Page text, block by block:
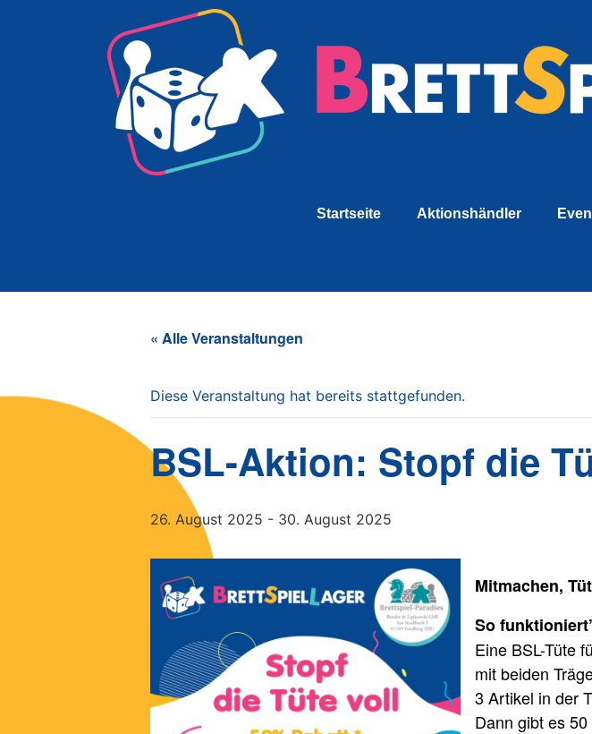
Startseite Aktionshändler
« Alle Veranstaltungen
Diese Veranstaltung hat bereits stattgefunden.
BSL-Aktion: Stopf die
26. August 2025 - 30. August 2025
Mitmachen,
So
Eine BSL-Tüte
mit beiden
3 Artikel in der
Dann gibt es